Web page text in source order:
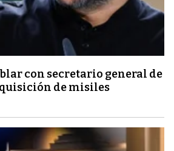
con secretario general de
de misiles